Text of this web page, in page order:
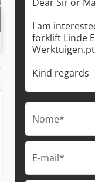
Nome*
E-mail*